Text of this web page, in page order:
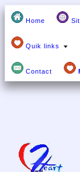
Home
Quik links
Contact